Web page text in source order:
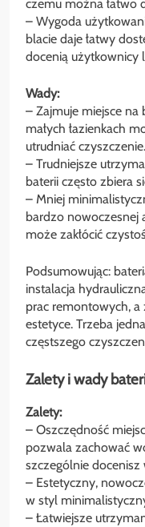
czemu można łatwo
– Wygoda
blacie daje łatwy
docenią użytkownicy
Wady:
– Zajmuje miejsce
małych łazienkach
utrudniać czyszczenie.
– Trudniejsze
baterii często zbiera
– Mniej
bardzo nowoczesnej
może zakłócić
Podsumowując:
instalacja
prac remontowych,
estetyce. Trzeba
częstszego
Zalety i wady
Zalety:
– Oszczędność
pozwala zachować
szczególnie docenisz
– Estetyczny,
w styl
– Łatwiejsze